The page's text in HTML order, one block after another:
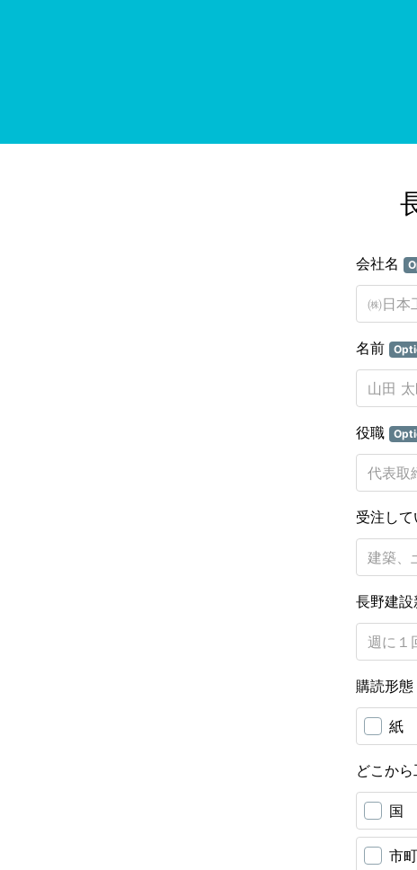
会社名
名前
役職
受注し
長野建
購読形態
紙
どこか
国
市